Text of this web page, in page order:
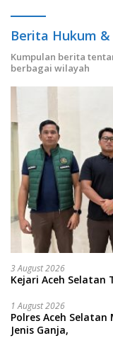
Berita Hukum
Kumpulan berita
berbagai wilayah
3 August 2026
Kejari Aceh Selatan
1 August 2026
Polres Aceh
Jenis Ganja,